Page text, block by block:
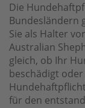
Die
Bundesländern
Sie als Halter
Australian
gleich, ob Ihr
beschädigt
für den